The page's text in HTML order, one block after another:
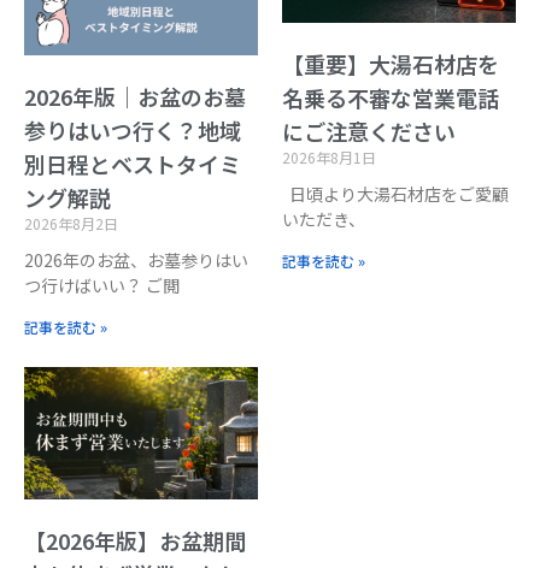
2026年版｜お盆のお墓
参りはいつ行く？地域
別日程とベストタイミ
ング解説
2026年8月2日
2026年のお盆、お墓参りはい
つ行けばいい？ ご閲
記事を読む »
【重要】大湯石材店を
名乗る不審な営業電話
にご注意ください
2026年8月1日
日頃より大湯石材店をご愛顧
いただき、
記事を読む »
【2026年版】お盆期間